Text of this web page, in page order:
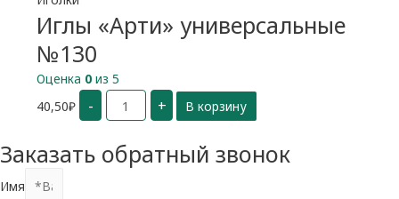
Иглы «Арти» универсальные
№130
Оценка 0 из 5
40,50₽ -
Количество
Иглы
"Арти"
№130
+ В корзину
Заказать обратный звонок
Имя